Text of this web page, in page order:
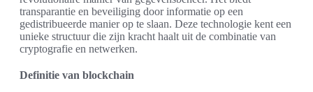
transparantie en beveiliging door informatie op een
gedistribueerde manier op te slaan. Deze technologie kent een
unieke structuur die zijn kracht haalt uit de combinatie van
cryptografie en netwerken.
Definitie van blockchain